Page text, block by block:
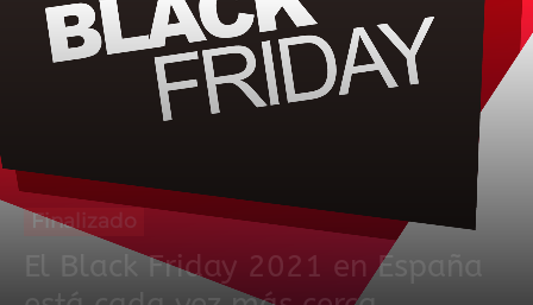
Finalizado
El Black Friday 2021 en España